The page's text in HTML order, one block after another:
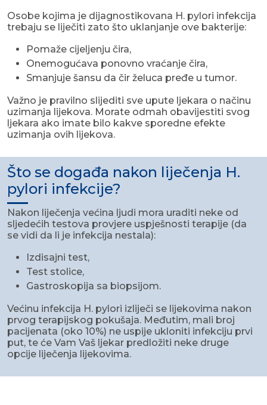
Osobe kojima je dijagnostikovana H. pylori infekcija
trebaju se liječiti zato što uklanjanje ove bakterije:
Pomaže cijeljenju čira,
Onemogućava ponovno vraćanje čira,
Smanjuje šansu da čir želuca pređe u tumor.
Važno je pravilno slijediti sve upute ljekara o načinu
uzimanja lijekova. Morate odmah obavijestiti svog
ljekara ako imate bilo kakve sporedne efekte
uzimanja ovih lijekova.
Što se događa nakon liječenja H.
pylori infekcije?
Nakon liječenja većina ljudi mora uraditi neke od
sljedećih testova provjere uspješnosti terapije (da
se vidi da li je infekcija nestala):
Izdisajni test,
Test stolice,
Gastroskopija sa biopsijom.
Većinu infekcija H. pylori izliječi se lijekovima nakon
prvog terapijskog pokušaja. Međutim, mali broj
pacijenata (oko 10%) ne uspije ukloniti infekciju prvi
put, te će Vam Vaš ljekar predložiti neke druge
opcije liječenja lijekovima.